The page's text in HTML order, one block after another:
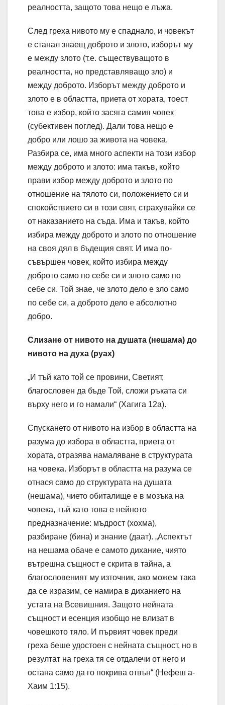
реалността, защото това нещо е лъжа.
След греха нивото му е спаднало, и човекът
е станал знаещ доброто и злото, изборът му
е между злото (т.е. съществуващото в
реалността, но представляващо зло) и
между доброто. Изборът между доброто и
злото е в областта, приета от хората, тоест
това е избор, който засяга самия човек
(субективен поглед). Дали това нещо е
добро или лошо за живота на човека.
Разбира се, има много аспекти на този избор
между доброто и злото: има такъв, който
прави избор между доброто и злото по
отношение на тялото си, положението си и
спокойствието си в този свят, страхувайки се
от наказанието на съда. Има и такъв, който
избира между доброто и злото по отношение
на своя дял в бъдещия свят. И има по-
съвършен човек, който избира между
доброто само по себе си и злото само по
себе си. Той знае, че злото дело е зло само
по себе си, а доброто дело е абсолютно
добро.
Слизане от нивото на душата (нешама) до
нивото на духа (руах)
„И тъй като той се провини, Светият,
благословен да бъде Той, сложи ръката си
върху него и го намали“ (Хагига 12а).
Спускането от нивото на избор в областта на
разума до избора в областта, приета от
хората, отразява намаляване в структурата
на човека. Изборът в областта на разума се
отнася само до структурата на душата
(нешама), чието обиталище е в мозъка на
човека, тъй като това е нейното
предназначение: мъдрост (хохма),
разбиране (бина) и знание (даат). „Аспектът
на нешама обаче е самото дихание, чиято
вътрешна същност е скрита в тайна, а
благословеният му източник, ако можем така
да се изразим, се намира в диханието на
устата на Всевишния. Защото нейната
същност и есенция изобщо не влизат в
човешкото тяло. И първият човек преди
греха беше удостоен с нейната същност, но в
резултат на греха тя се отдалечи от него и
остана само да го покрива отвън“ (Нефеш а-
Хаим 1:15).